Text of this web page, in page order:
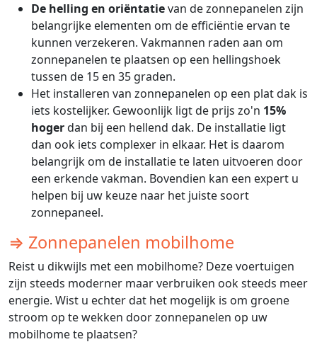
De helling en oriëntatievan de zonnepanelen zijn
belangrijke elementen om de efficiëntie ervan te
kunnen verzekeren. Vakmannen raden aan om
zonnepanelen te plaatsen op een hellingshoek
tussen de 15 en 35 graden.
Het installeren van zonnepanelen op een plat dak is
iets kostelijker. Gewoonlijk ligt de prijs zo'n 15%
hogerdan bij een hellend dak. De installatie ligt
dan ook iets complexer in elkaar. Het is daarom
belangrijk om de installatie te laten uitvoeren door
een erkende vakman. Bovendien kan een expert u
helpen bij uw keuze naar het juiste soort
zonnepaneel.
⇒ Zonnepanelen mobilhome
Reist u dikwijls met een mobilhome? Deze voertuigen
zijn steeds moderner maar verbruiken ook steeds meer
energie. Wist u echter dat het mogelijk is om groene
stroom op te wekken door zonnepanelen op uw
mobilhome te plaatsen?